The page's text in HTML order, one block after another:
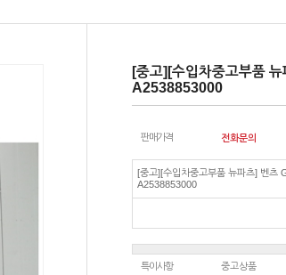
[중고][수입차중고부품
A2538853000
판매가격 전화문의
[중고][수입차중고부품 뉴파츠] 벤츠
A2538853000
특이사항 중고상품